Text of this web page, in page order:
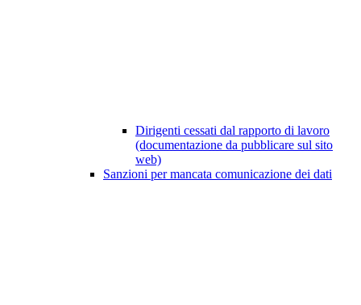
Dirigenti cessati dal rapporto di lavoro
(documentazione da pubblicare sul sito
web)
Sanzioni per mancata comunicazione dei dati